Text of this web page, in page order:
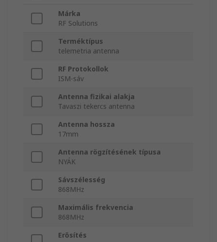
Márka
RF Solutions
Terméktípus
telemetria antenna
RF Protokollok
ISM-sáv
Antenna fizikai alakja
Tavaszi tekercs antenna
Antenna hossza
17mm
Antenna rögzítésének típusa
NYÁK
Sávszélesség
868MHz
Maximális frekvencia
868MHz
Erősítés